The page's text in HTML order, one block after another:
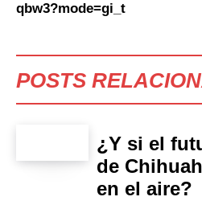
qbw3?mode=gi_t
POSTS
¿Y si el
de
en el aire?